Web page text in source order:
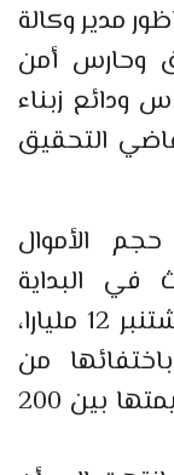
مدير وكالة
وحارس أمن
ودائع زبناء
التحقيق
الأموال
في البداية
بسبعة ملايير، قبل أن تبلغ في شتنبر 12 مليارا،
من
حساباتهم، وهي ودائع تختلف قيمتها بين 200